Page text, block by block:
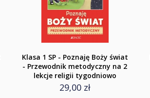
Klasa 1 SP - Poznaję Boży świat
- Przewodnik metodyczny na 2
lekcje religii tygodniowo
29,00 zł